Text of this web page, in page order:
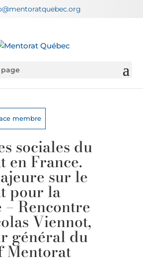
membre
sociales du
en France.
sur le
pour la
– Rencontre
Viennot,
général du
Mentorat